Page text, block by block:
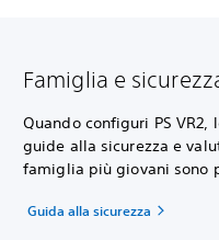
Famiglia e
Quando configuri PS
guide alla sicurezza e
famiglia più giovani sono
Guida alla sicurezza